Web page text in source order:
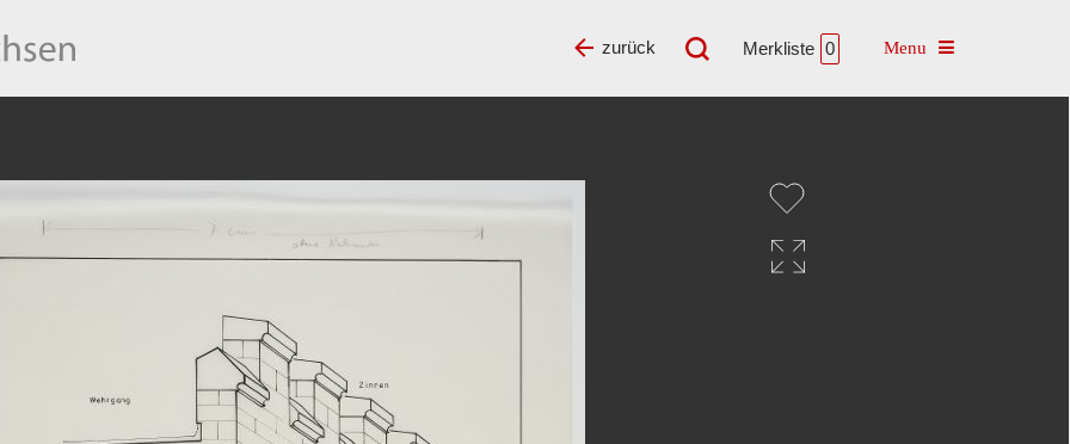
Merkliste 0 Toggle navigation
zurück